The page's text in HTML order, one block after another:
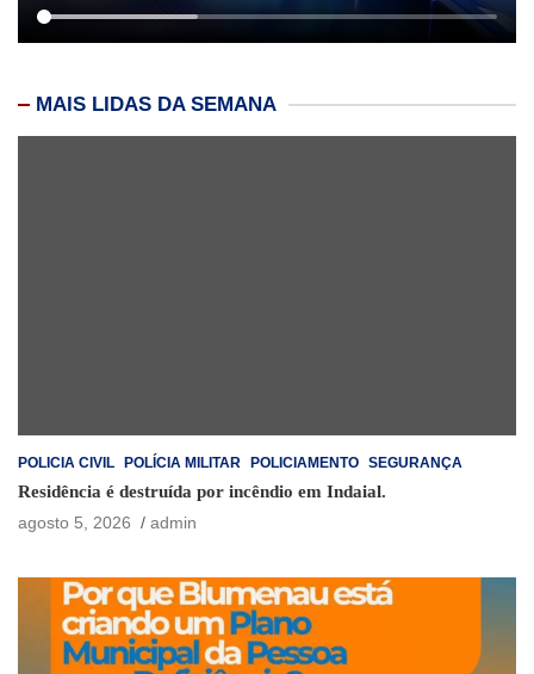
MAIS LIDAS DA SEMANA
POLICIA CIVIL POLÍCIA MILITAR POLICIAMENTO SEGURANÇA
Residência é destruída por incêndio em Indaial.
agosto 5, 2026
admin